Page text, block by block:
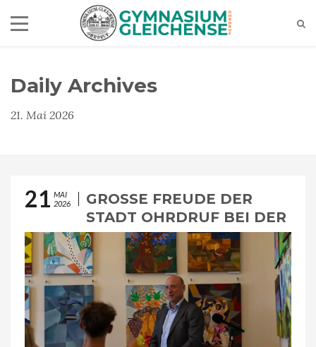
Daily Archives
21. Mai 2026
21 MAI
2026
GROSSE FREUDE DER S
TADT OHRDRUF BEI DER V
ERNISSAGE ZU „KUNST T
RIFFT VIVALDI“